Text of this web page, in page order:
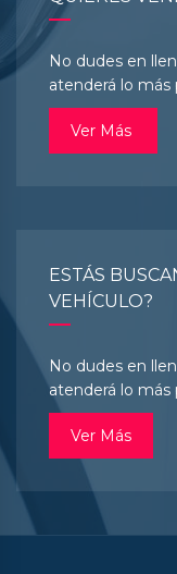
No dudes en
atenderá lo más
Ver Más
ESTÁS
VEHÍCULO?
No dudes en
atenderá lo más
Ver Más